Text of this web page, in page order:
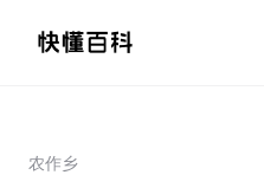
农作乡